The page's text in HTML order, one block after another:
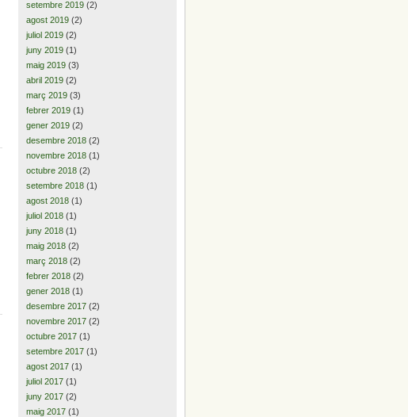
setembre 2019 (2)
agost 2019 (2)
juliol 2019 (2)
juny 2019 (1)
maig 2019 (3)
abril 2019 (2)
març 2019 (3)
febrer 2019 (1)
gener 2019 (2)
desembre 2018 (2)
novembre 2018 (1)
octubre 2018 (2)
setembre 2018 (1)
agost 2018 (1)
juliol 2018 (1)
juny 2018 (1)
maig 2018 (2)
març 2018 (2)
febrer 2018 (2)
gener 2018 (1)
desembre 2017 (2)
novembre 2017 (2)
octubre 2017 (1)
setembre 2017 (1)
agost 2017 (1)
juliol 2017 (1)
juny 2017 (2)
maig 2017 (1)